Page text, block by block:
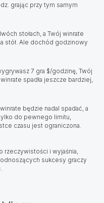
grając przy tym samym
stołach, a Twój winrate
stół. Ale dochód godzinowy
7 gra $/godzinę, Twój
spadła jeszcze bardziej,
będzie nadal spadać, a
do pewnego limitu,
czasu jest ograniczona.
rzeczywistości i wyjaśnia,
sukcesy graczy